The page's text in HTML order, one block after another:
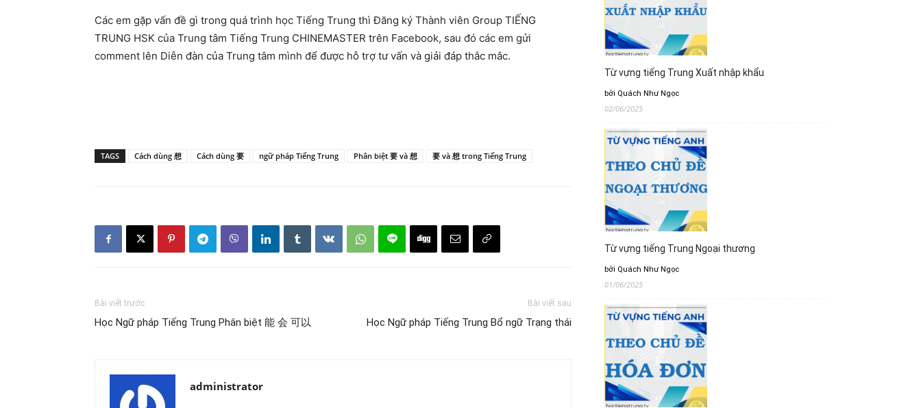
Các em gặp vấn đề gì trong quá trình học Tiếng Trung thì Đăng ký Thành viên Group TIẾNG
TRUNG HSK của Trung tâm Tiếng Trung CHINEMASTER trên Facebook, sau đó các em gửi
comment lên Diễn đàn của Trung tâm mình để được hỗ trợ tư vấn và giải đáp thắc mắc.
TAGS Cách dùng 想 Cách dùng 要 ngữ pháp Tiếng Trung Phân biệt 要 và 想 要 và 想 trong Tiếng Trung
Bài viết trước
Học Ngữ pháp Tiếng Trung Phân biệt 能 会 可以
Bài viết sau
Học Ngữ pháp Tiếng Trung Bổ ngữ Trạng thái
administrator
Từ vựng tiếng Trung Xuất nhập khẩu
bởi Quách Như Ngọc
02/06/2025
Từ vựng tiếng Trung Ngoại thương
bởi Quách Như Ngọc
01/06/2025